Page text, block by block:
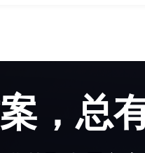
，总